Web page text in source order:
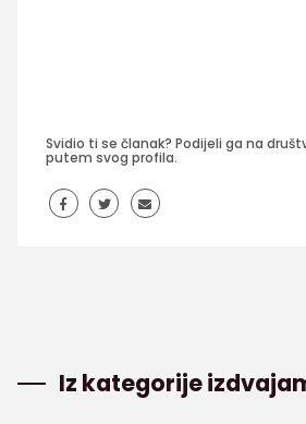
Svidio ti se članak? Podijeli ga na
putem svog profila.
Iz kategorije